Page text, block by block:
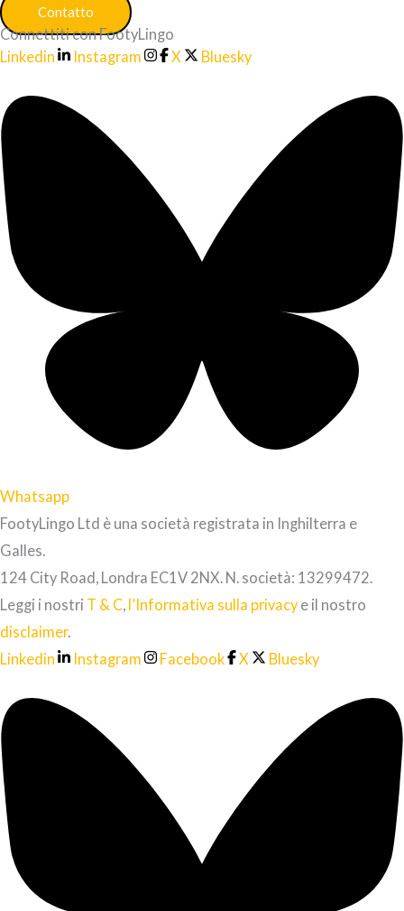
Contatto
Connettiti con FootyLingo
Linkedin
Instagram X Bluesky
Whatsapp
FootyLingo Ltd è una società registrata in Inghilterra e
Galles.
124 City Road, Londra EC1V 2NX. N. società: 13299472.
Leggi i nostri T & C l’Informativa sulla privacy e il nostro
disclaimer.
Linkedin
Instagram Facebook X Bluesky